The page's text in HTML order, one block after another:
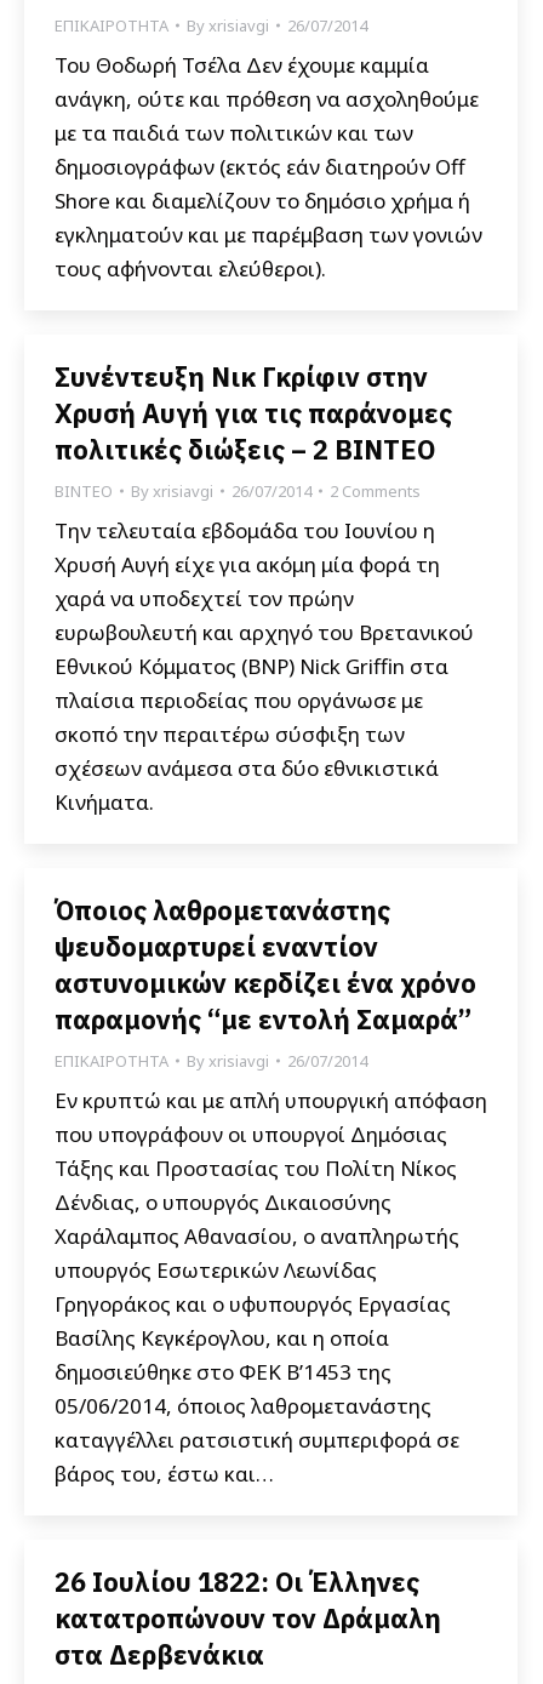
ΕΠΙΚΑΙΡΟΤΗΤΑ Byxrisiavgi 26/07/2014
Του Θοδωρή Τσέλα Δεν έχουμε καμμία
ανάγκη, ούτε και πρόθεση να ασχοληθούμε
με τα παιδιά των πολιτικών και των
δημοσιογράφων (εκτός εάν διατηρούν Off
Shore και διαμελίζουν το δημόσιο χρήμα ή
εγκληματούν και με παρέμβαση των γονιών
τους αφήνονται ελεύθεροι).
Συνέντευξη Νικ Γκρίφιν στην
Χρυσή Αυγή για τις παράνομες
πολιτικές διώξεις – 2 BΙΝΤΕΟ
ΒΙΝΤΕΟ Byxrisiavgi 26/07/2014 2 Comments
Την τελευταία εβδομάδα του Ιουνίου η
Χρυσή Αυγή είχε για ακόμη μία φορά τη
χαρά να υποδεχτεί τον πρώην
ευρωβουλευτή και αρχηγό του Βρετανικού
Εθνικού Κόμματος (BNP) Nick Griffin στα
πλαίσια περιοδείας που οργάνωσε με
σκοπό την περαιτέρω σύσφιξη των
σχέσεων ανάμεσα στα δύο εθνικιστικά
Κινήματα.
Όποιος λαθρομετανάστης
ψευδομαρτυρεί εναντίον
αστυνομικών κερδίζει ένα χρόνο
παραμονής “με εντολή Σαμαρά”
ΕΠΙΚΑΙΡΟΤΗΤΑ Byxrisiavgi 26/07/2014
Εν κρυπτώ και με απλή υπουργική απόφαση
που υπογράφουν οι υπουργοί Δημόσιας
Τάξης και Προστασίας του Πολίτη Νίκος
Δένδιας, ο υπουργός Δικαιοσύνης
Χαράλαμπος Αθανασίου, ο αναπληρωτής
υπουργός Εσωτερικών Λεωνίδας
Γρηγοράκος και ο υφυπουργός Εργασίας
Βασίλης Κεγκέρογλου, και η οποία
δημοσιεύθηκε στο ΦΕΚ Β’1453 της
05/06/2014, όποιος λαθρομετανάστης
καταγγέλλει ρατσιστική συμπεριφορά σε
βάρος του, έστω και…
26 Ιουλίου 1822: Οι Έλληνες
κατατροπώνουν τον Δράμαλη
στα Δερβενάκια